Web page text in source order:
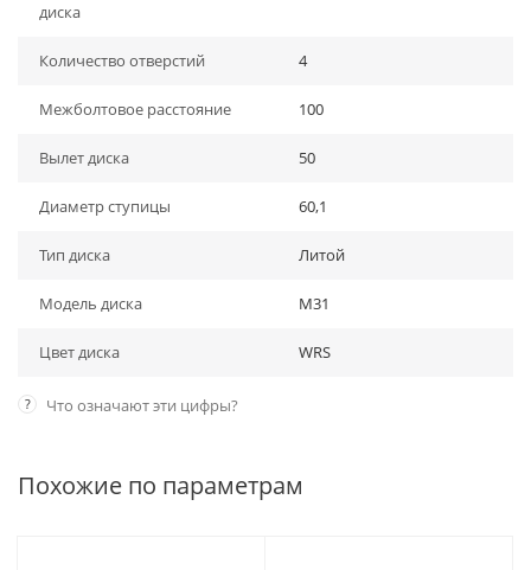
диска
Количество отверстий 4
Межболтовое расстояние 100
Вылет диска 50
Диаметр ступицы 60,1
Тип диска Литой
Модель диска M31
Цвет диска WRS
? Что означают эти цифры?
Похожие по параметрам